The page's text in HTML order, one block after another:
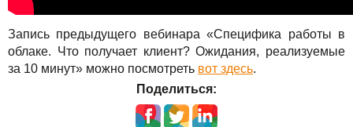
Запись предыдущего вебинара «Специфика работы в
облаке. Что получает клиент? Ожидания, реализуемые
за 10 минут» можно посмотреть вот здесь.
Поделиться: